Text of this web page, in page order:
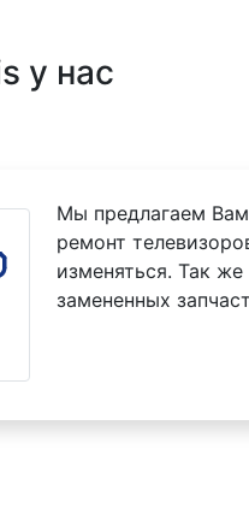
у нас
Мы предлагаем
ремонт
изменяться. Так
замененных